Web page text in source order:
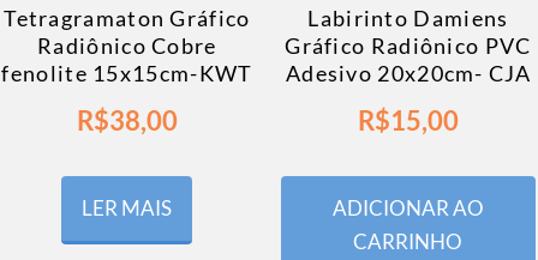
Tetragramaton Gráfico
Radiônico Cobre
fenolite 15x15cm-KWT
R$38,00
LER MAIS
Labirinto Damiens
Gráfico Radiônico PVC
Adesivo 20x20cm- CJA
R$15,00
ADICIONAR AO
CARRINHO